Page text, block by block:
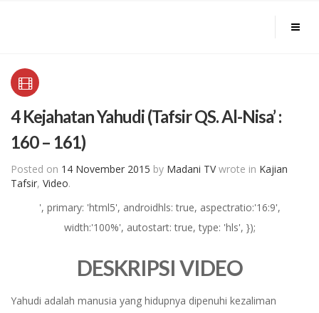
4 Kejahatan Yahudi (Tafsir QS. Al-Nisa’ :
160 – 161)
Posted on 14 November 2015 by Madani TVwrote in Kajian
Tafsir, Video.
', primary: 'html5', androidhls: true, aspectratio:'16:9',
width:'100%', autostart: true, type: 'hls', });
DESKRIPSI VIDEO
Yahudi adalah manusia yang hidupnya dipenuhi kezaliman